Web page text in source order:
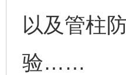
以及管柱
验……